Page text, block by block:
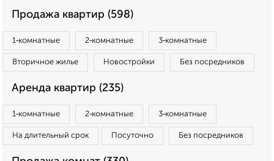
Продажа квартир (598)
1‑комнатные 2‑комнатные 3‑комнатные
Вторичное жилье Новостройки Без посредников
Аренда квартир (235)
1‑комнатные 2‑комнатные 3‑комнатные
На длительный срок Посуточно Без посредников